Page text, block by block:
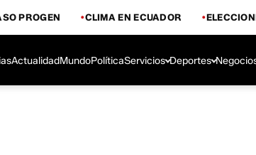
PROGEN CLIMA EN ECUADOR
ActualidadMundoPolíticaServicios Deportes